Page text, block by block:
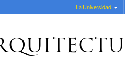
La Universidad